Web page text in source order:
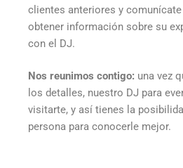
clientes anteriores y
obtener información sobre su
con el DJ.
Nos reunimos contigo: una vez
los detalles, nuestro DJ para
visitarte, y así tienes la
persona para conocerle mejor.